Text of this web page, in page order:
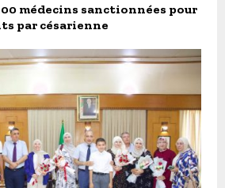
médecins sanctionnées pour
par césarienne